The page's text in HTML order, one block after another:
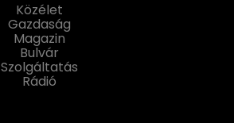
Közélet
Gazdaság
Magazin
Bulvár
Szolgáltatás
Rádió